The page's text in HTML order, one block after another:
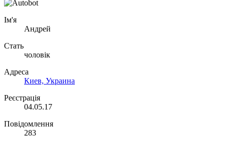
Ім'я
Андрей
Стать
чоловік
Адреса
Киев, Украина
Реєстрація
04.05.17
Повідомлення
283